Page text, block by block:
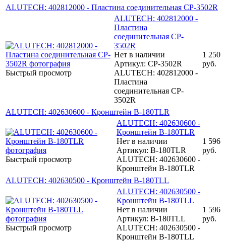
ALUTECH: 402812000 - Пластина соединительная CP-3502R
Быстрый просмотр
ALUTECH: 402812000 -
Пластина
соединительная CP-
3502R
Нет в наличии
Артикул: CP-3502R
ALUTECH: 402812000 -
Пластина
соединительная CP-
3502R
1 250
руб.
ALUTECH: 402630600 - Кронштейн B-180TLR
Быстрый просмотр
ALUTECH: 402630600 -
Кронштейн B-180TLR
Нет в наличии
Артикул: B-180TLR
ALUTECH: 402630600 -
Кронштейн B-180TLR
1 596
руб.
ALUTECH: 402630500 - Кронштейн B-180TLL
Быстрый просмотр
ALUTECH: 402630500 -
Кронштейн B-180TLL
Нет в наличии
Артикул: B-180TLL
ALUTECH: 402630500 -
Кронштейн B-180TLL
1 596
руб.